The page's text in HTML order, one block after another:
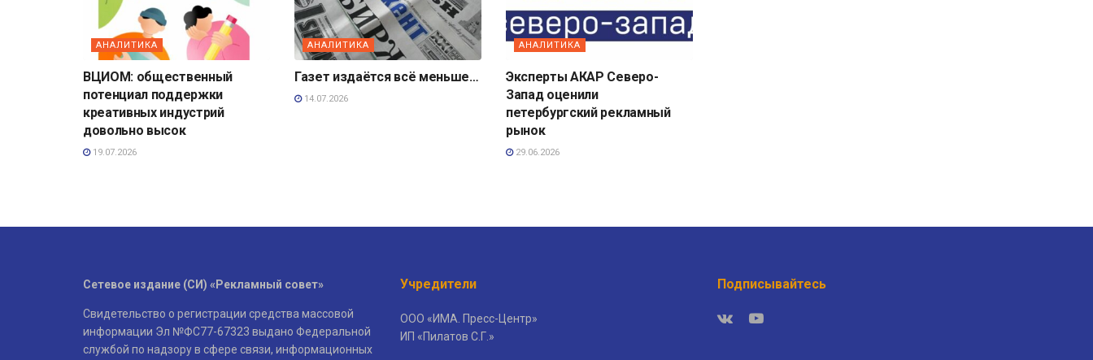
АНАЛИТИКА
ВЦИОМ: общественный
потенциал поддержки
креативных индустрий
довольно высок
19.07.2026
АНАЛИТИКА
Газет издаётся всё меньше…
14.07.2026
АНАЛИТИКА
Эксперты АКАР Северо-
Запад оценили
петербургский рекламный
рынок
29.06.2026
Сетевое издание (СИ) «Рекламный совет»
Свидетельство о регистрации средства массовой
информации Эл №ФС77-67323 выдано Федеральной
службой по надзору в сфере связи, информационных
Учредители
ООО «ИМА. Пресс-Центр»
ИП «Пилатов С.Г.»
Подписывайтесь